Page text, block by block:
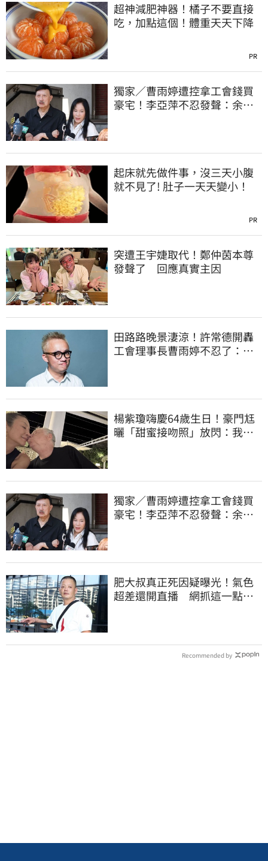
超神減肥神器！橘子不要直接
吃，加點這個！體重天天下降
PR
獨家／曹雨婷遭控拿工會錢買
豪宅！李亞萍不忍發聲：余天
起床就先做件事，沒三天小腹
就不見了! 肚子一天天變小！
PR
突遭王宇婕取代！鄭仲茵本尊
發聲了 回應真實主因
田路路晚景淒涼！許常德開轟
工會理事長曹雨婷不忍了：別
楊紫瓊嗨慶64歲生日！豪門尪
曬「甜蜜接吻照」放閃：我親
獨家／曹雨婷遭控拿工會錢買
豪宅！李亞萍不忍發聲：余天
肥大叔真正死因疑曝光！氣色
超差還開直播 網抓這一點超
Recommended by